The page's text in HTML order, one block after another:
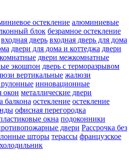
остекление алюминиевые
блок безрамное остекление
входная дверь входная дверь для дома
двери для дома и коттеджа двери
двери межкомнатные
экошпон дверь с терморазрывом
вертикальные жалюзи
инновационные
окон металлические двери
балкона остекление остекление
офисная перегородка
окна подоконники
двери Рассрочка без
шторы терассы французское